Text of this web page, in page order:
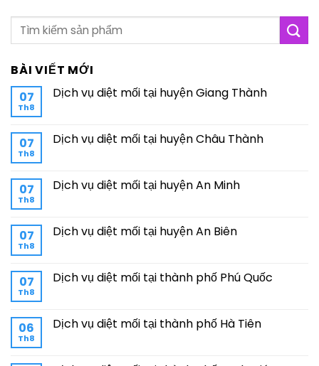
BÀI VIẾT MỚI
07
Th8
Dịch vụ diệt mối tại huyện Giang Thành
07
Th8
Dịch vụ diệt mối tại huyện Châu Thành
07
Th8
Dịch vụ diệt mối tại huyện An Minh
07
Th8
Dịch vụ diệt mối tại huyện An Biên
07
Th8
Dịch vụ diệt mối tại thành phố Phú Quốc
06
Th8
Dịch vụ diệt mối tại thành phố Hà Tiên